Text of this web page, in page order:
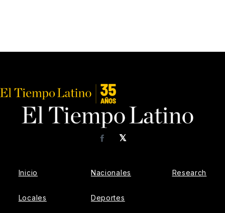
𝕏
Facebook
Inicio
Locales
Nacionales
Deportes
Research